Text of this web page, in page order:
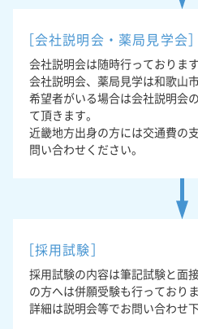
［会社説明会・薬局見学会］
会社説明会は随時行っております
会社説明会、薬局見学は和歌山
希望者がいる場合は会社説明会
て頂きます。
近畿地方出身の方には交通費の
問い合わせください。
［採用試験］
採用試験の内容は筆記試験と面
の方へは併願受験も行っておりま
詳細は説明会等でお問い合わせ下